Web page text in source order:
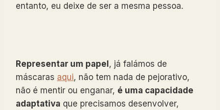
entanto, eu deixe de ser a mesma pessoa.
Representar um papel , já falámos de
máscaras aqui, não tem nada de pejorativo,
não é mentir ou enganar, é uma capacidade
adaptativa que precisamos desenvolver,